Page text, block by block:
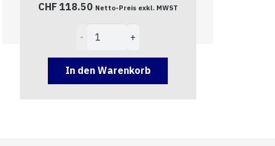
CHF118.50 Netto-Preis exkl. MWST
Zählersteckklemmen
Menge
In den Warenkorb